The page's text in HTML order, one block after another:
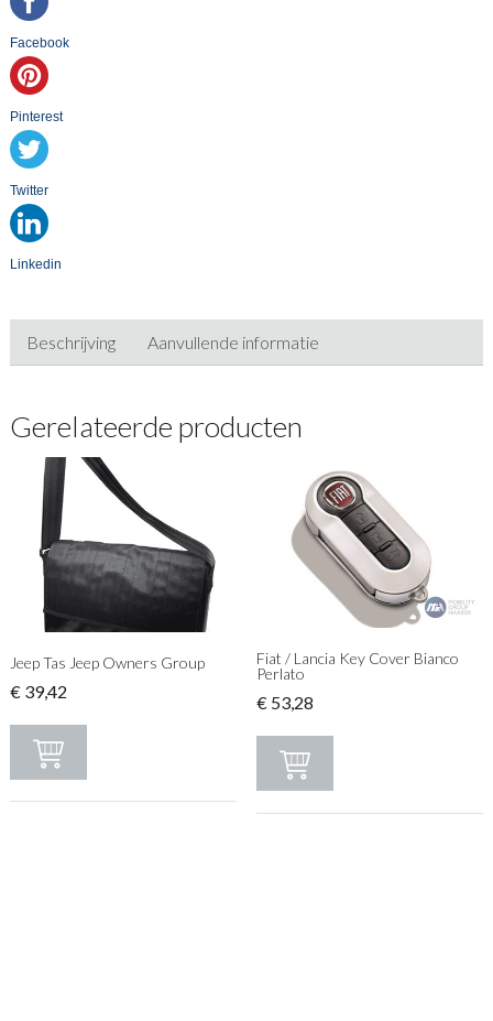
Facebook
Pinterest
Twitter
Linkedin
Beschrijving Aanvullende informatie
Gerelateerde producten
Jeep Tas Jeep Owners Group
€ 39,42
Fiat / Lancia Key Cover Bianco
Perlato
€53,28